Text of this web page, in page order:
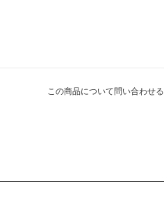
この商品について問い合わせる